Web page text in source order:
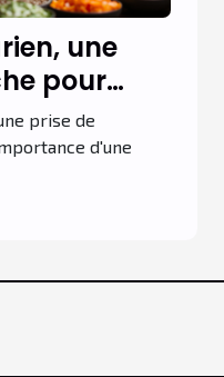
une
pour
prise de
d'une